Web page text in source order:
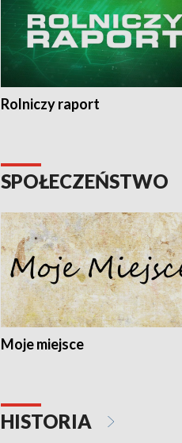
Rolniczy raport
SPOŁECZEŃSTWO
Moje miejsce
HISTORIA